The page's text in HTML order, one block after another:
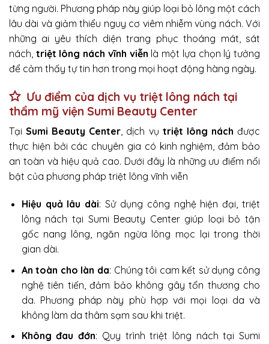
từng người. Phương pháp này giúp loại bỏ lông một cách
lâu dài và giảm thiểu nguy cơ viêm nhiễm vùng nách. Với
những ai yêu thích diện trang phục thoáng mát, sát
nách, triệt lông nách vĩnh viễn là một lựa chọn lý tưởng
để cảm thấy tự tin hơn trong mọi hoạt động hàng ngày.
Ưu điểm của dịch vụ triệt lông nách tại
thẩm mỹ viện Sumi Beauty Center
TạiSumi Beauty Center, dịch vụ triệt lông nách được
thực hiện bởi các chuyên gia có kinh nghiệm, đảm bảo
an toàn và hiệu quả cao. Dưới đây là những ưu điểm nổi
bật của phương pháp triệt lông vĩnh viễn
Hiệu quả lâu dài: Sử dụng công nghệ hiện đại, triệt
lông nách tại Sumi Beauty Center giúp loại bỏ tận
gốc nang lông, ngăn ngừa lông mọc lại trong thời
gian dài.
An toàn cho làn da: Chúng tôi cam kết sử dụng công
nghệ tiên tiến, đảm bảo không gây tổn thương cho
da. Phương pháp này phù hợp với mọi loại da và
không làm da thâm sạm sau khi triệt.
Không đau đớn: Quy trình triệt lông nách tại Sumi